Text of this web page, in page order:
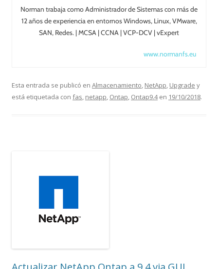
Norman trabaja como Administrador de Sistemas con más de
12 años de experiencia en entornos Windows, Linux, VMware,
SAN, Redes. | MCSA | CCNA | VCP-DCV | vExpert
www.normanfs.eu
Esta entrada se publicó en Almacenamiento, NetApp, Upgrade y
está etiquetada con fas, netapp, Ontap, Ontap9.4en 19/10/2018.